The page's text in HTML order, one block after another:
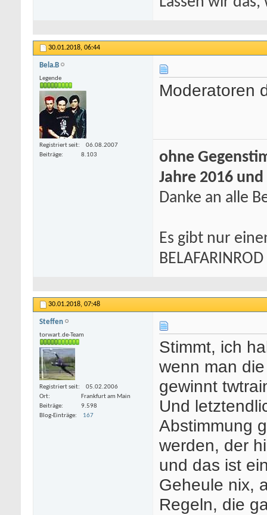
30.01.2018, 06:44
Bela.B
Legende
Registriert seit
06.08.2007
Beiträge
8.103
Moderatoren
ohne
Jahre 2016 und
Danke an alle
Es gibt nur
BELAFARINROD
30.01.2018, 07:48
Steffen
torwart.de-Team
Registriert seit
05.02.2006
Ort
Frankfurt am Main
Beiträge
9.598
Blog-Einträge
167
Stimmt, ich
wenn man
gewinnt
Und
Abstimmung
werden, der
und das ist
Geheule nix,
Regeln, die